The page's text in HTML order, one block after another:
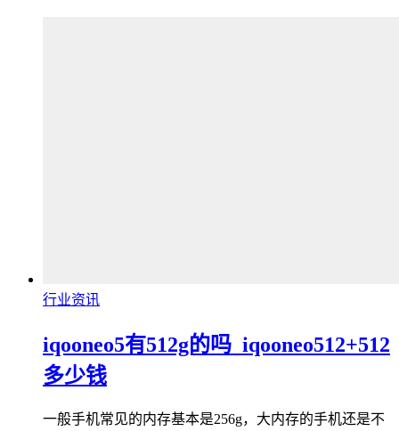
行业资讯
iqooneo5有512g的吗_iqooneo512+512
多少钱
一般手机常见的内存基本是256g，大内存的手机还是不